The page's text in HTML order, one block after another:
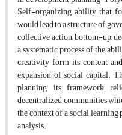
Self-organizing ability that
would lead to a structure of
collective action, bottom-up,
a systematic process of the
creativity form its content
expansion of social capital.
planning, its framework
decentralized communities
the context of a social
analysis.